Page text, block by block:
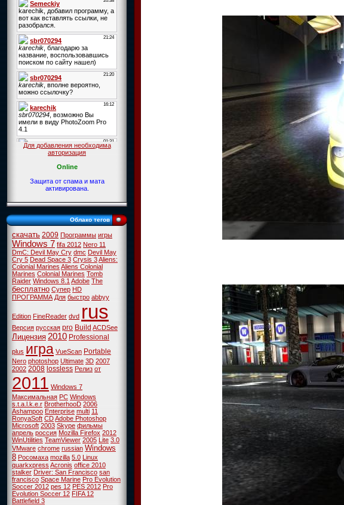
Для добавления необходима
авторизация
Online
Защита от спама и мата
активирована.
Облако тегов
скачать 2009 Программы игры
Windows 7 fifa 2012 Nero 11
DmC: Devil May Cry dmc Devil May
Cry 5 Dead Space 3 Crysis 3Aliens:
Colonial MarinesAliens Colonial
Marines Colonial Marines Tomb
Raider Windows 8.1Adobe The
бесплатно Супер HD
ПРОГРАММА Для быстро abbyy
Edition FineReader dvd rus
Версия русская pro BuildACDSee
Лицензия 2010 Professional
plus игра VueScan Portable
Nero photoshop Ultimate 3D 2007
2002 2008 lossless Релиз от
2011 Windows 7
Максимальная PC Windows
s.t.a.l.k.e.r BrotherhooD 2006
Ashampoo Enterprise multi 11
RonyaSoft CDAdobe Photoshop
Microsoft 2003 Skype фильмы
апрель россия Mozilla Firefox 2012
WinUtilities TeamViewer 2005 Lite 3.0
VMware chrome russian Windows
8 Росомаха mozilla 5.0 Linux
quarkxpressAcronis office 2010
stalker Driver: San Francisco san
francisco Space Marine Pro Evolution
Soccer 2012 pes 12 PES 2012 Pro
Evolution Soccer 12 FIFA 12
Battlefield 3